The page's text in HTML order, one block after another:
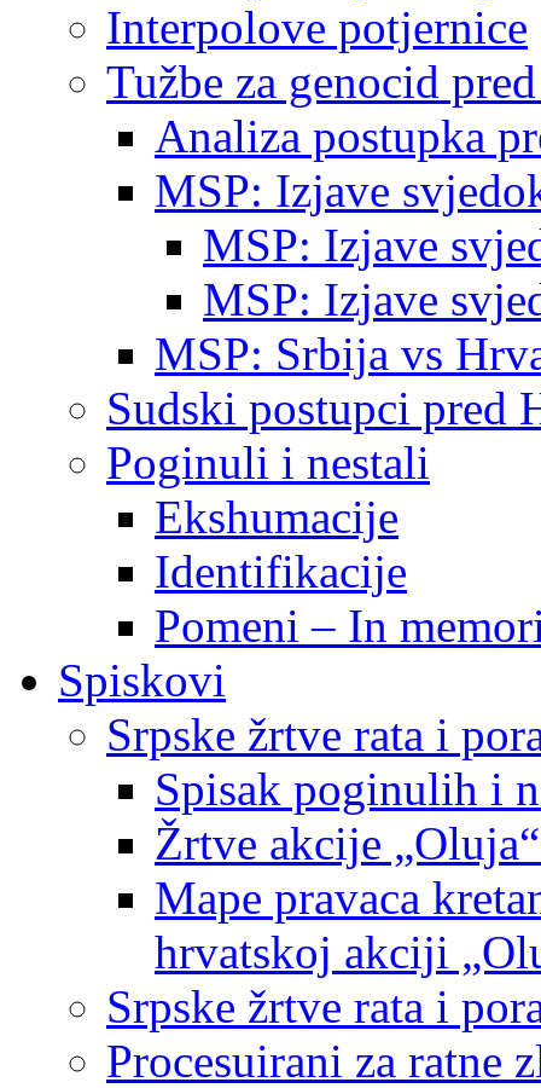
Interpolove potjernice
Tužbe za genocid
Analiza postupka
MSP: Izjave
MSP: Izjave
MSP: Izjave
MSP: Srbija vs
Sudski postupci pred
Poginuli i nestali
Ekshumacije
Identifikacije
Pomeni – In
Spiskovi
Srpske žrtve rata i
Spisak poginulih i
Žrtve akcije
Mape pravaca
hrvatskoj akciji
Srpske žrtve rata i
Procesuirani za ratne